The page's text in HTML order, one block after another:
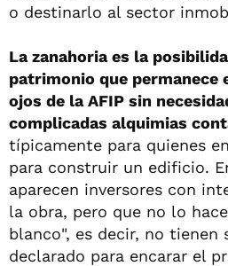
o destinarlo al sector
La zanahoria es la
patrimonio que permanece
ojos de la AFIP sin
complicadas alquimias
típicamente para quienes
para construir un edificio.
aparecen inversores con
la obra, pero que no lo
blanco", es decir, no tienen
declarado para encarar el